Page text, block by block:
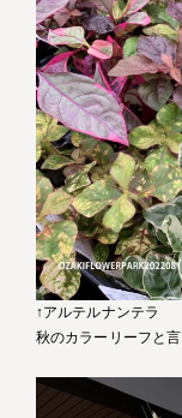
↑アルテルナンテラ
秋のカラーリーフと言